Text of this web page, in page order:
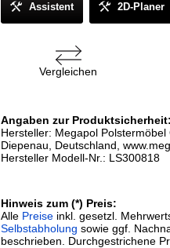
Assistent 2D-Planer
Vergleichen
Angaben zur Produktsicherheit:
Hersteller: Megapol
Diepenau, Deutschland,
Hersteller Modell-Nr.: LS300818
Hinweis zum (*) Preis:
Alle Preiseinkl. gesetzl.
Selbstabholung sowie ggf.
beschrieben. Durchgestrichene